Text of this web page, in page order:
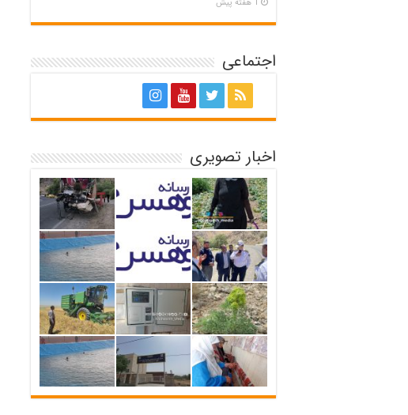
اجتماعی
اخبار تصویری